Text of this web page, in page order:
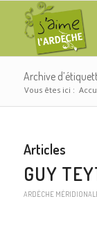
Archive
Vous êtes ici :
Articles
GUY
ARDÈCHE